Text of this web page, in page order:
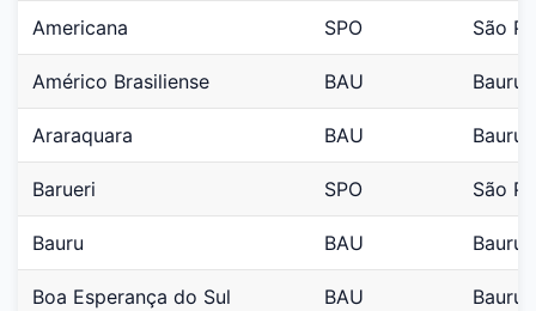
Americana SPO São
Américo Brasiliense BAU Bauru
Araraquara BAU Bauru
Barueri SPO São
Bauru BAU Bauru
Boa Esperança do Sul BAU Bauru